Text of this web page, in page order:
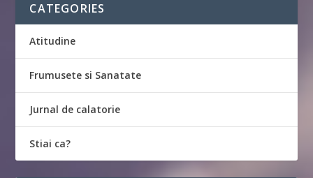
CATEGORIES
Atitudine
Frumusete si Sanatate
Jurnal de calatorie
Stiai ca?